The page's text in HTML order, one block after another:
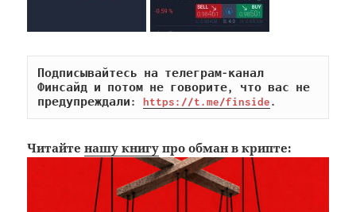
Подписывайтесь на телеграм-канал
Финсайд и потом не говорите, что вас не
предупреждали: https://t.me/finside.
Читайтенашу книгу про обман в крипте: